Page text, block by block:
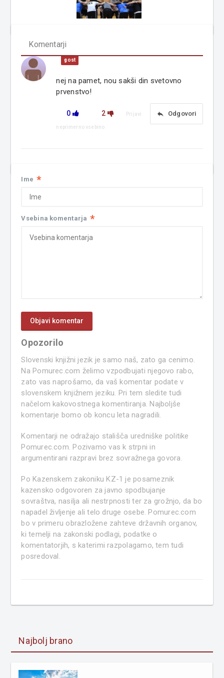
Komentarji
gost
nej na pamet, nou sakši din svetovno
prvenstvo!
0 2 reply Odgovori
Prijavi
neprimerno vsebino
Ime *
Vsebina komentarja *
Opozorilo
Slovenski knjižni jezik je samo naš, zato ga cenimo.
Na Pomurec.com želimo vzpodbujati njegovo rabo,
zato vas naprošamo, da vaš komentar podate v
slovenskem knjižnem jeziku. Pri tem sledite tudi
načelom kakovostnega komentiranja. Najboljše
komentarje bomo ob koncu leta nagradili.
Komentarji ne odražajo stališča uredniške politike
Pomurec.com. Pozivamo vas k strpni in
argumentirani razpravi brez sovražnega govora.
Po Kazenskem zakoniku KZ-1 je posameznik
kazensko odgovoren za javno spodbujanje
sovraštva, nasilja ali nestrpnosti ter za grožnjo, da bo
napadel življenje ali telo druge osebe. Pomurec.com
bo v primeru obrazložene zahteve državnih organov,
ki temelji na zakonski podlagi, podatke o
komentatorjih, s katerimi razpolagamo, tem tudi
posredoval.
Najbolj brano